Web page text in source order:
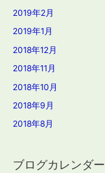
2019年2月
2019年1月
2018年12月
2018年11月
2018年10月
2018年9月
2018年8月
ブログカレンダー